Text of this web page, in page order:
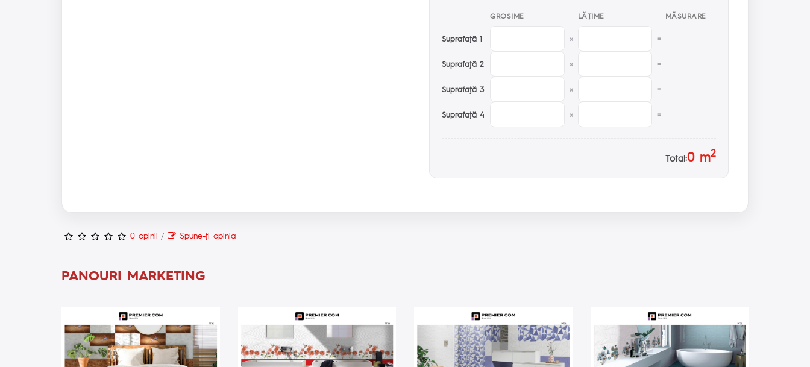
GROSIME LĂŢIME MĂSURARE
Suprafaţă 1 × =
Suprafaţă 2 × =
Suprafaţă 3 × =
Suprafaţă 4 × =
Total:0m2
0 opinii / Spune-ţi opinia
PANOURI MARKETING